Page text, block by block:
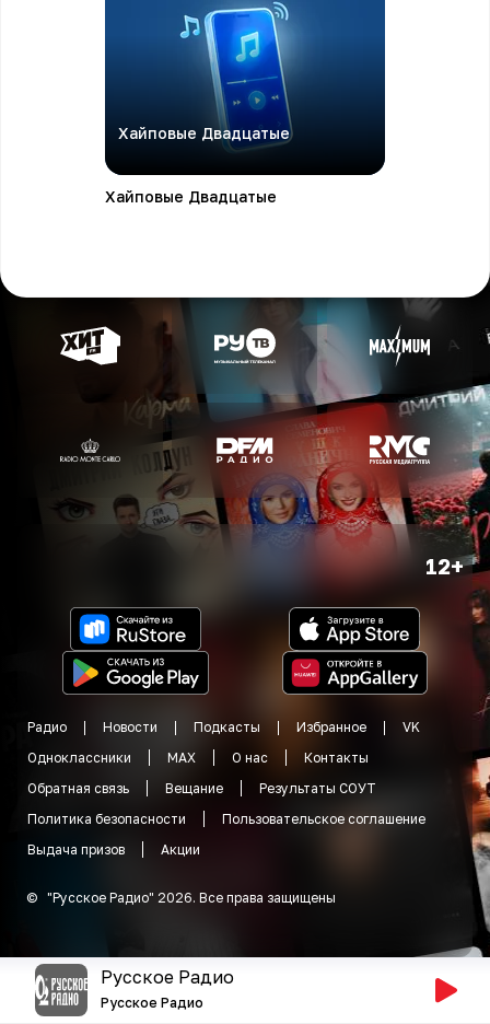
Хайповые Двадцатые
Хайповые Двадцатые
12+
Радио Новости Подкасты Избранное
VK
Одноклассники
MAX О нас
Контакты
Обратная связь
Вещание
Результаты СОУТ
Политика безопасности
Пользовательское соглашение
Выдача призов
Акции
© "Русское Радио" 2026. Все права защищены
Русское Радио
Русское Радио